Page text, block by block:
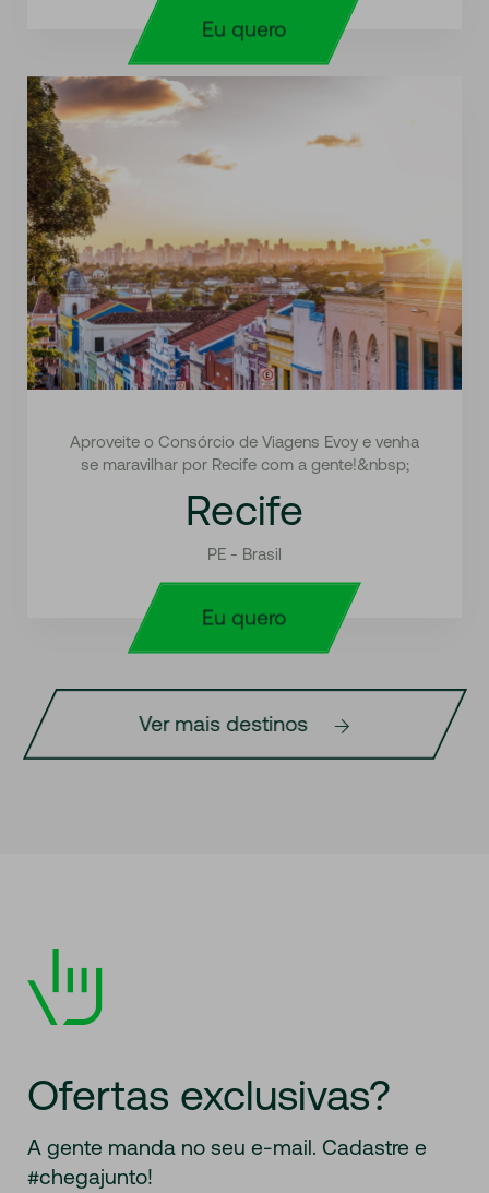
Eu quero
Aproveite o Consórcio de Viagens Evoy e venha
se maravilhar por Recife com a gente!&nbsp;
Recife
PE - Brasil
Eu quero
Ver mais destinos
Ofertas exclusivas?
A gente manda no seu e-mail. Cadastre e
#chegajunto!